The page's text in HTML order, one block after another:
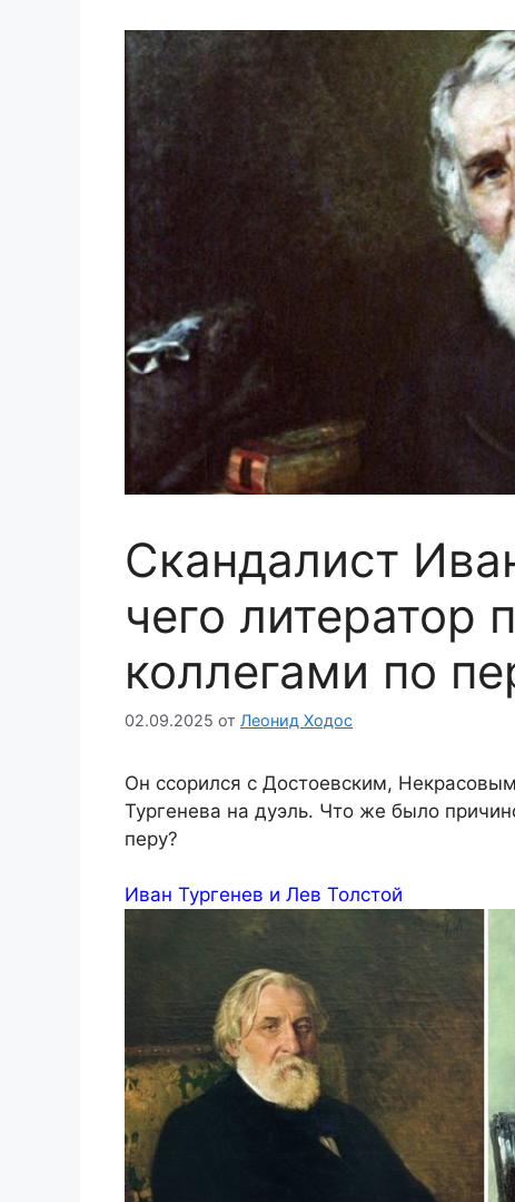
Скандалист
чего литератор
коллегами по
02.09.2025 от Леонид Ходос
Он ссорился с Достоевским,
Тургенева на дуэль. Что же было
перу?
Иван Тургенев и Лев Толстой